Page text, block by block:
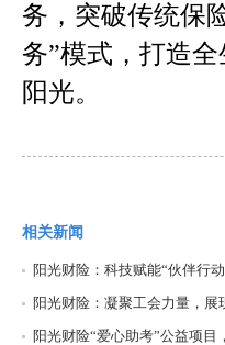
务，突破传统保
务”模式，打造
阳光。
相关新闻
阳光财险：科技赋能“伙伴行
阳光财险：凝聚工会力量，展
阳光财险“爱心助考”公益项目